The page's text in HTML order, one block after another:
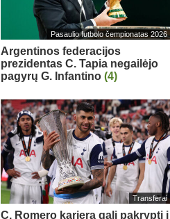
Pasaulio futbolo čempionatas 2026
Argentinos federacijos
prezidentas C. Tapia negailėjo
pagyrų G. Infantino (4)
Transferai
C. Romero karjera gali pakrypti į